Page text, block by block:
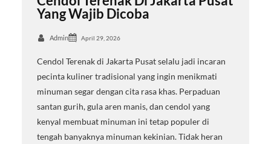
Yang Wajib Dicoba
Admin April 29, 2026
Cendol Terenak di Jakarta Pusat selalu jadi incaran
pecinta kuliner tradisional yang ingin menikmati
minuman segar dengan cita rasa khas. Perpaduan
santan gurih, gula aren manis, dan cendol yang
kenyal membuat minuman ini tetap populer di
tengah banyaknya minuman kekinian. Tidak heran